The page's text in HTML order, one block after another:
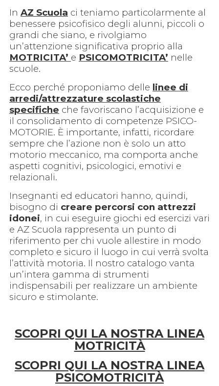
In AZ Scuola ci teniamo particolarmente al
benessere psicofisico degli alunni, piccoli o
grandi che siano, e rivolgiamo
un’attenzione significativa proprio alla
MOTRICITA’ e PSICOMOTRICITA’ nelle
scuole.
Ecco perché proponiamo delle linee di
arredi/attrezzature scolastiche
specifiche che favoriscano l’acquisizione e
il consolidamento di competenze PSICO-
MOTORIE. È importante, infatti, ricordare
sempre che l’azione non è solo un atto
motorio meccanico, ma comporta anche
aspetti cognitivi, psicologici, emotivi e
relazionali.
Insegnanti ed educatori hanno, quindi,
bisogno di creare percorsi con attrezzi
idonei, in cui eseguire giochi ed esercizi vari
e AZ Scuola rappresenta un punto di
riferimento per chi vuole allestire in modo
completo e sicuro il luogo in cui verrà svolta
l’attività motoria. Il nostro catalogo vanta
un’intera gamma di strumenti
indispensabili per realizzare un ambiente
sicuro e stimolante.
SCOPRI QUI LA NOSTRA LINEA
MOTRICITÀ
SCOPRI QUI LA NOSTRA LINEA
PSICOMOTRICITÀ